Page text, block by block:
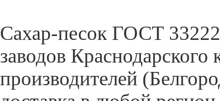
Cахар-песок ГОСТ
заводов
производителей